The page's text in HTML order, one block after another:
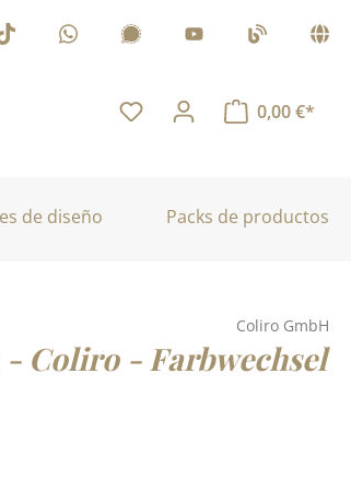
0,00 €*
de diseño Packs de productos
Coliro GmbH
Coliro - Farbwechsel